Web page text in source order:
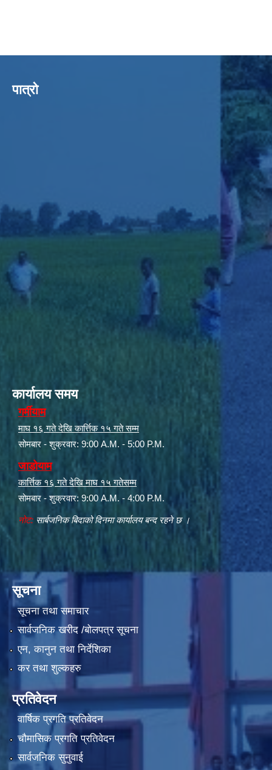
पात्रो
कार्यालय समय
गर्मीयाम
माघ १६ गते देखि कार्त्तिक १५ गते सम्म
सोमबार - शुक्रवार: 9:00 A.M. - 5:00 P.M.
जाडोयाम
कार्त्तिक १६ गते देखि माघ १५ गतेसम्म
सोमबार - शुक्रवार: 9:00 A.M. - 4:00 P.M.
नोट: सार्बजनिक बिदाको दिनमा कार्यालय बन्द रहने छ ।
सूचना
सूचना तथा समाचार
सार्वजनिक खरीद /बोलपत्र सूचना
एन, कानुन तथा निर्देशिका
कर तथा शुल्कहरु
प्रतिवेदन
वार्षिक प्रगति प्रतिवेदन
चौमासिक प्रगति प्रतिवेदन
सार्वजनिक सुनुवाई